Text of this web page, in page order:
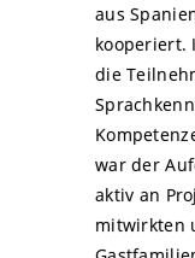
aus
kooperiert.
die
war der
aktiv an
mitwirkten